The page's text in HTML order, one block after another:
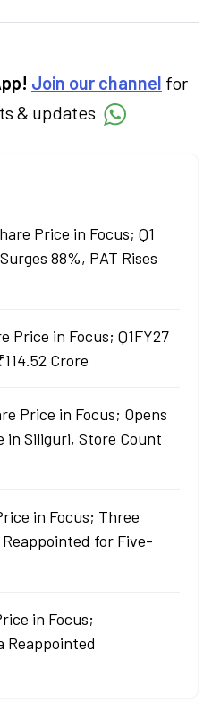
Join our channel for
& updates
Price in Focus; Q1
88%, PAT Rises
Price in Focus; Q1FY27
Crore
Price in Focus; Opens
in Siliguri, Store Count
in Focus; Three
for Five-
in Focus;
Reappointed